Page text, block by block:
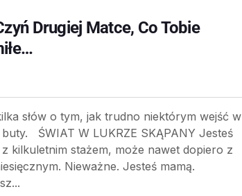
Drugiej Matce, Co Tobie
słów o tym, jak trudno niektórym wejść w
ŚWIAT W LUKRZE SKĄPANY Jesteś
z kilkuletnim stażem, może nawet dopiero z
Nieważne. Jesteś mamą.